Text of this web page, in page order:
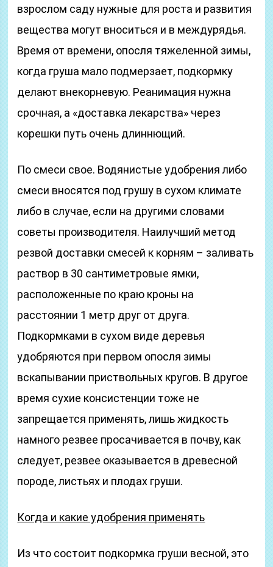
взрослом саду нужные для роста и развития
вещества могут вноситься и в междурядья.
Время от времени, опосля тяжеленной зимы,
когда груша мало подмерзает, подкормку
делают внекорневую. Реанимация нужна
срочная, а «доставка лекарства» через
корешки путь очень длиннющий.
По смеси свое. Водянистые удобрения либо
смеси вносятся под грушу в сухом климате
либо в случае, если на другими словами
советы производителя. Наилучший метод
резвой доставки смесей к корням – заливать
раствор в 30 сантиметровые ямки,
расположенные по краю кроны на
расстоянии 1 метр друг от друга.
Подкормками в сухом виде деревья
удобряются при первом опосля зимы
вскапывании приствольных кругов. В другое
время сухие консистенции тоже не
запрещается применять, лишь жидкость
намного резвее просачивается в почву, как
следует, резвее оказывается в древесной
породе, листьях и плодах груши.
Когда и какие удобрения применять
Из что состоит подкормка груши весной, это